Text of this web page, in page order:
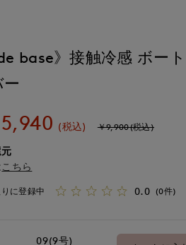
de base》接触冷感 ボー
5,940 (税込) ￥9,900(税込)
こちら
に登録中 0.0 (0件)
09(9号)